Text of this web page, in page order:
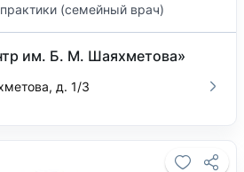
(семейный врач)
им. Б. М. Шаяхметова»
д. 1/3